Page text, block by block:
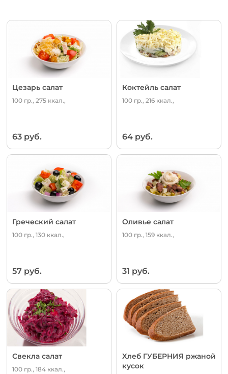
Цезарь салат
100 гр., 275 ккал.,
63 руб.
Коктейль салат
100 гр., 216 ккал.,
64 руб.
Греческий салат
100 гр., 130 ккал.,
57 руб.
Оливье салат
100 гр., 159 ккал.,
31 руб.
Свекла салат
100 гр., 184 ккал.,
Хлеб ГУБЕРНИЯ ржаной
кусок